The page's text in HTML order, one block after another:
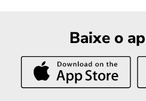
Baixe o